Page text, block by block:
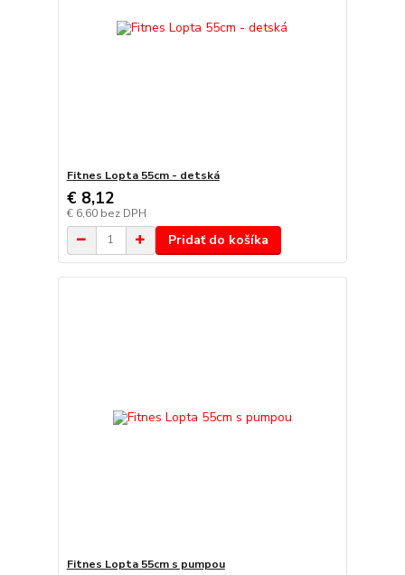
Fitnes Lopta 55cm - detská
€ 8,12
€ 6,60 bez DPH
Pridať do košíka
Fitnes Lopta 55cm s pumpou